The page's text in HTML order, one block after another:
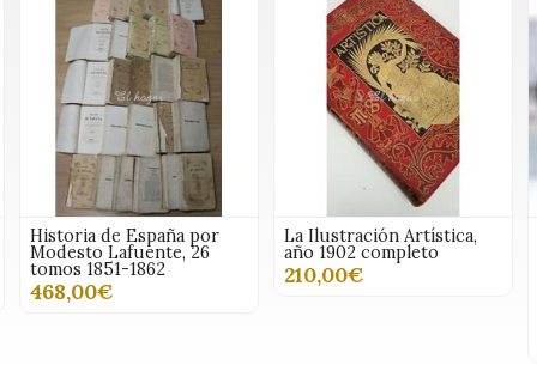
Historia de España por
Modesto Lafuente, 26
tomos 1851-1862
468,00€
La Ilustración Artística,
año 1902 completo
210,00€